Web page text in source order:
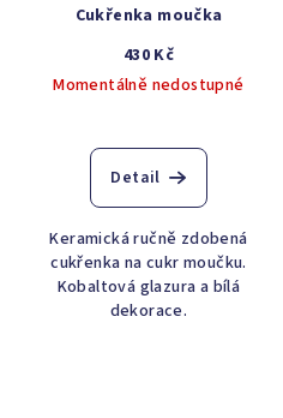
Cukřenka moučka
430 Kč
Momentálně nedostupné
Detail
Keramická ručně zdobená
cukřenka na cukr moučku.
Kobaltová glazura a bílá
dekorace.